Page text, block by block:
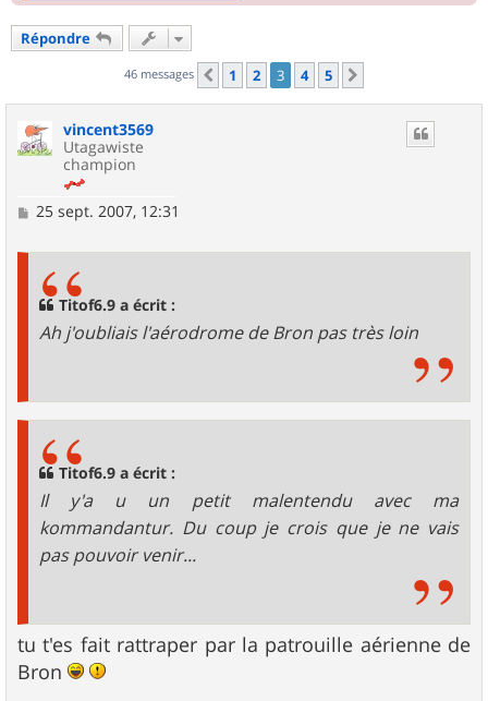
Répondre
46 messages Précédent
1 2 3 4 5
vincent3569
Utagawiste
champion
M
25 sept. 2007, 12:31
Titof6.9 a écrit :
Ah j'oubliais l'aérodrome de Bron pas très loin
Titof6.9 a écrit :
Il y'a u un petit malentendu avec ma
kommandantur. Du coup je crois que je ne vais
pas pouvoir venir...
tu t'es fait rattraper par la patrouille aérienne de
Bron